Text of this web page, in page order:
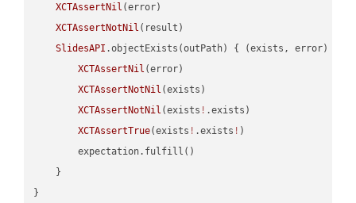
XCTAssertNil (error)
XCTAssertNotNil (result)
SlidesAPI .objectExists(outPath) { (exists, error) ->
XCTAssertNil (error)
XCTAssertNotNil (exists)
XCTAssertNotNil (exists ! .exists)
XCTAssertTrue(exists ! .exists ! )
        expectation.fulfill()
    }